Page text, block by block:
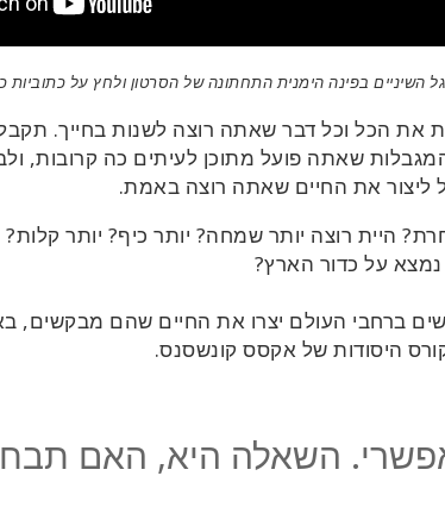
השיניים בפינה הימנית התחתונה של הסרטון ולחץ על
את הכל וכל דבר שאתה רוצה לשנות בחייך.
שאתה פועל מתוכן לעיתים כה קרובות,
ליצור את החיים שאתה רוצה באמת.
היית רוצה יותר שמחה? יותר כיף? יותר קלות?
על כדור הארץ?
ברחבי העולם יצרו את החיים שהם מבקשים,
היסודות של אקסס קונשסנס.
השאלה היא, האם